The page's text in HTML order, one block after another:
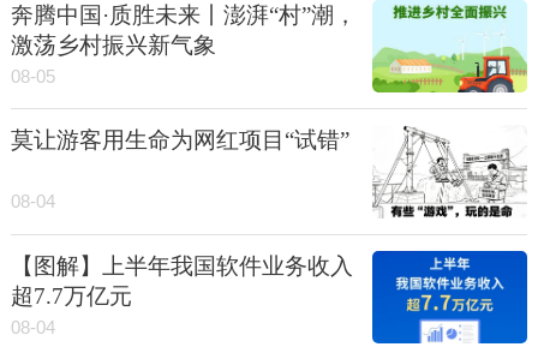
奔腾中国·质胜未来丨澎湃“村”潮，
激荡乡村振兴新气象
08-05
莫让游客用生命为网红项目“试错”
08-04
【图解】上半年我国软件业务收入
超7.7万亿元
08-04